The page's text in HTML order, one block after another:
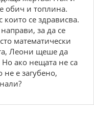
обич и топлина.
се здрависва.
за да се
математически
Леони щеше да
ако нещата не са
е загубено,